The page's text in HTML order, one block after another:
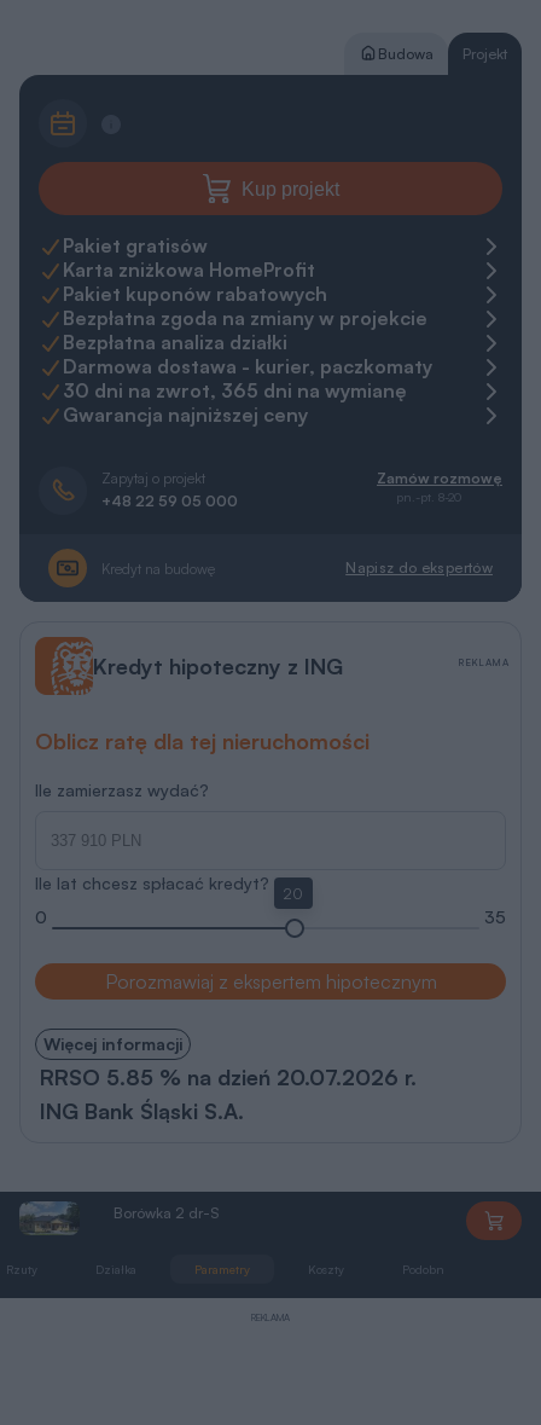
Budowa Projekt
Kup projekt
Pakiet gratisów
Karta zniżkowa HomeProfit
Pakiet kuponów rabatowych
Bezpłatna zgoda na zmiany w projekcie
Bezpłatna analiza działki
Darmowa dostawa - kurier, paczkomaty
30 dni na zwrot, 365 dni na wymianę
Gwarancja najniższej ceny
Zapytaj o projekt
+48 22 59 05 000
Zamów rozmowę
pn.-pt. 8-20
Kredyt na budowę Napisz do ekspertów
Kredyt hipoteczny z ING
Oblicz ratę dla tej nieruchomości
Ile zamierzasz wydać?
Ile lat chcesz spłacać kredyt?
0
20
35
Porozmawiaj z ekspertem hipotecznym
Więcej informacji
RRSO 5.85 % na dzień 20.07.2026 r.
ING Bank Śląski S.A.
REKLAMA
Borówka 2 dr-S
Rzuty Działka Parametry Koszty Podobne
REKLAMA